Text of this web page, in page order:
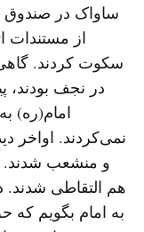
ساواک در
از مستندات
سکوت کردند.
در نجف
امام(ره)
نمی‌کردند. اواخر
و منشعب شدند.
هم التقاطی
به امام بگویم که